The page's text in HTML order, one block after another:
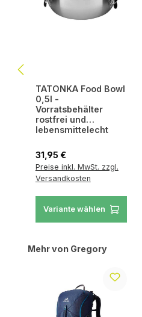
TATONKA Food Bowl
0,5l -
Vorratsbehälter
rostfrei und
lebensmittelecht
Regulärer Preis:
31,95 €
Preise inkl. MwSt. zzgl.
Versandkosten
Variante wählen
Produktgalerie überspringen
Mehr von Gregory